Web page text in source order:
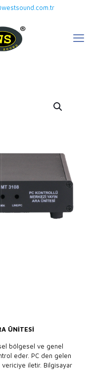
ÜNİTESİ
bölgesel ve genel
eder. PC den gelen
vericiye iletir. Bilgisayar